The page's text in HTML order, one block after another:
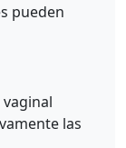
pueden
las